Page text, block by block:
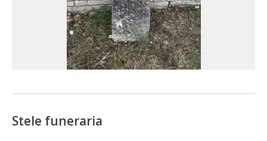
Stele funeraria